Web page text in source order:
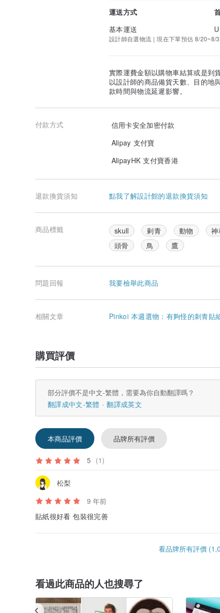
www.pinkoi.com/user/lazyduo
郵費將根據數量與地域有所改變，下訂單前請先跟我們溝
產地/製造方式
運送方式
基本運送
設計師自選物流 | 現在下單預估 8/20~8/
實際運費金額以購物車結算或是到
以設計師的商品備貨天數、目的地
款時間與物流延遲影響。
付款方式
信用卡安全加密付款
Alipay 支付寶
AlipayHK 支付寶香港
退款換貨須知 點我了解設計館的退款換貨須知
商品標籤 skull 剌青 動物
神
頭骨
鳥 鷹
問題回報 我要檢舉此商品
相關文章 Pinkoi 本週選物：有夠怪的刺青貼
購買評價
部分評價不是中文-繁體，需要為你自動翻譯嗎？
翻譯成中文-繁體
翻譯成英文
本商品評價 品牌所有評價
5 (1)
松梨
9 年前
貼紙很好看 包裝很完善
看品牌所有評價
看過此商品的人也搜尋了